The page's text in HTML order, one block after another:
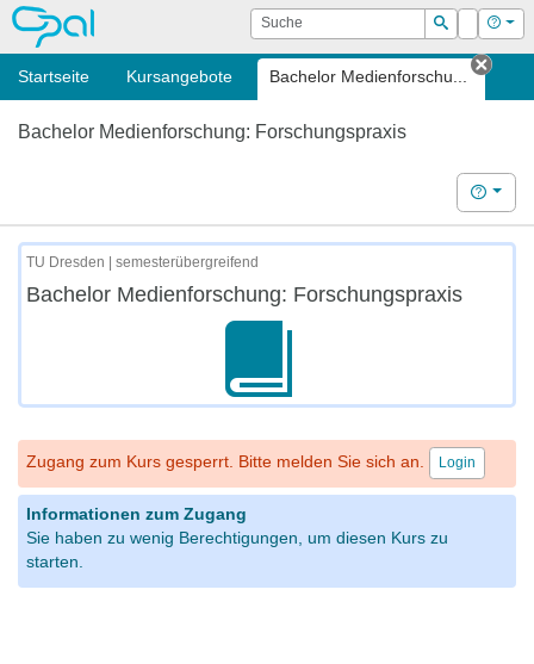
OPAL Suche
Suchen
Login Hilfe
Startseite Kursangebote Bachelor Medienforschu...
Tab
Bachelor Medienforschung: Forschungspraxis
Hilfe
TU Dresden | semesterübergreifend
Bachelor Medienforschung: Forschungspraxis
Zugang zum Kurs gesperrt. Bitte melden Sie sich an. Login
Informationen zum Zugang
Sie haben zu wenig Berechtigungen, um diesen Kurs zu
starten.